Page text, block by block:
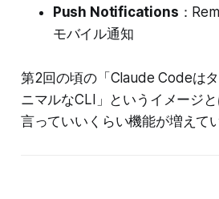
Push Notifications ：
モバイル通知
第2回の頃の「Claude Codeは
ニマルなCLI」というイメージ
言っていいくらい機能が増えて